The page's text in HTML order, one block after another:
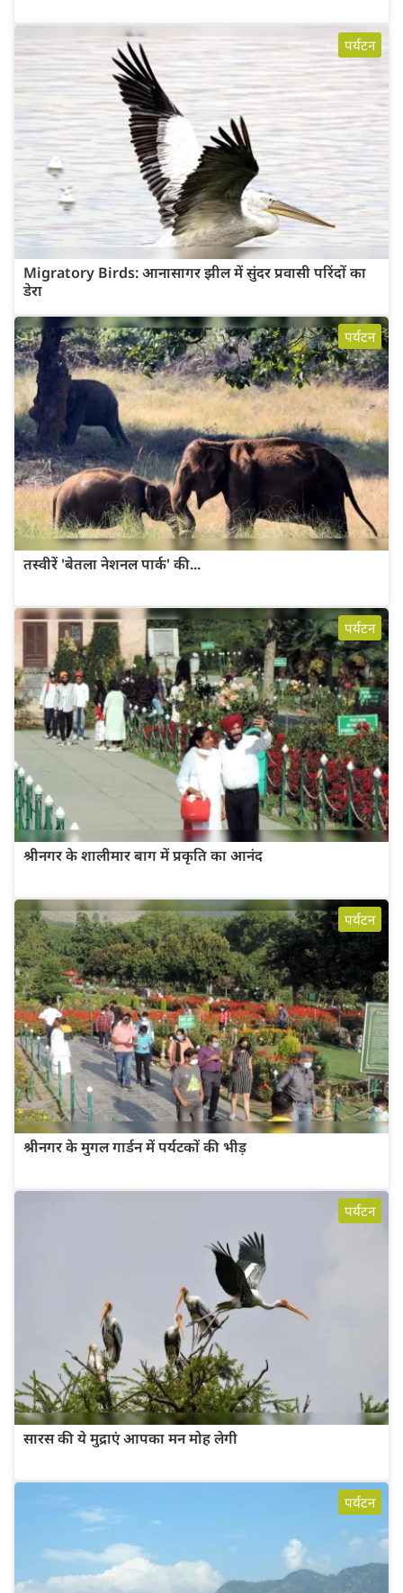
पर्यटन
Migratory Birds: आनासागर झील में सुंदर प्रवासी परिंदों का
डेरा
पर्यटन
तस्वीरें 'बेतला नेशनल पार्क' की...
पर्यटन
श्रीनगर के शालीमार बाग में प्रकृति का आनंद
पर्यटन
श्रीनगर के मुगल गार्डन में पर्यटकों की भीड़
पर्यटन
सारस की ये मुद्राएं आपका मन मोह लेगी
पर्यटन